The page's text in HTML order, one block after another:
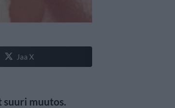
Jaa X
muutos.